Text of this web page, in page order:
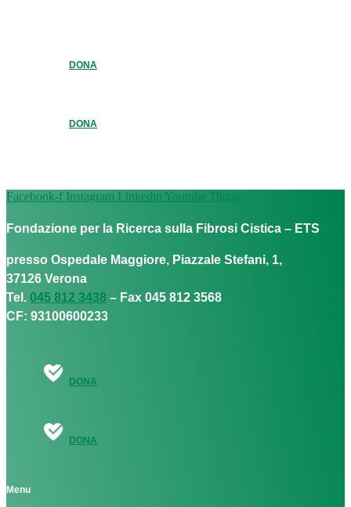
DONA
DONA
Facebook-f Instagram Linkedin Youtube Tiktok
Fondazione per la Ricerca sulla Fibrosi Cistica – ETS
presso Ospedale Maggiore, Piazzale Stefani, 1,
37126 Verona
Tel. 045 812 3438 – Fax 045 812 3568
CF: 93100600233
DONA
DONA
Menu